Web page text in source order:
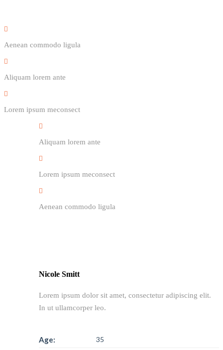
Aenean commodo ligula
Aliquam lorem ante
Lorem ipsum meconsect
Aliquam lorem ante
Lorem ipsum meconsect
Aenean commodo ligula
Nicole Smitt
Lorem ipsum dolor sit amet, consectetur adipiscing elit.
In ut ullamcorper leo.
Age: 35